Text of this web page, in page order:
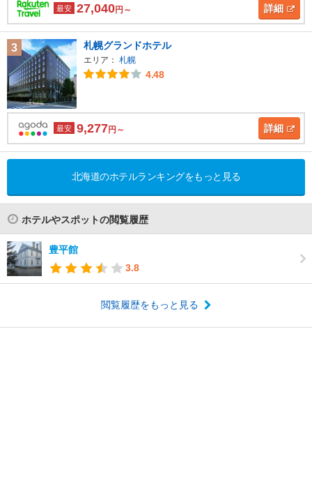
最安 27,040円～ 詳細
3 札幌グランドホテル
エリア： 札幌
4.48
最安 9,277円～ 詳細
北海道のホテルランキングをもっと見る
ホテルやスポットの閲覧履歴
豊平館
3.8
閲覧履歴をもっと見る